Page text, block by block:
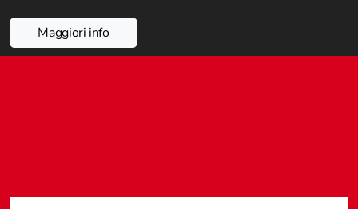
Maggiori info
Fidia Architettura
Fidia. Artisti
Fidia. Panoramas - Forces Vives par Jean Petit